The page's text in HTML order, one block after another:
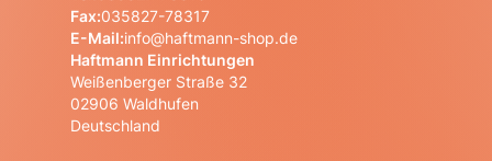
Fax:035827-78317
E-Mail:info@haftmann-shop.de
Haftmann Einrichtungen
Weißenberger Straße 32
02906 Waldhufen
Deutschland